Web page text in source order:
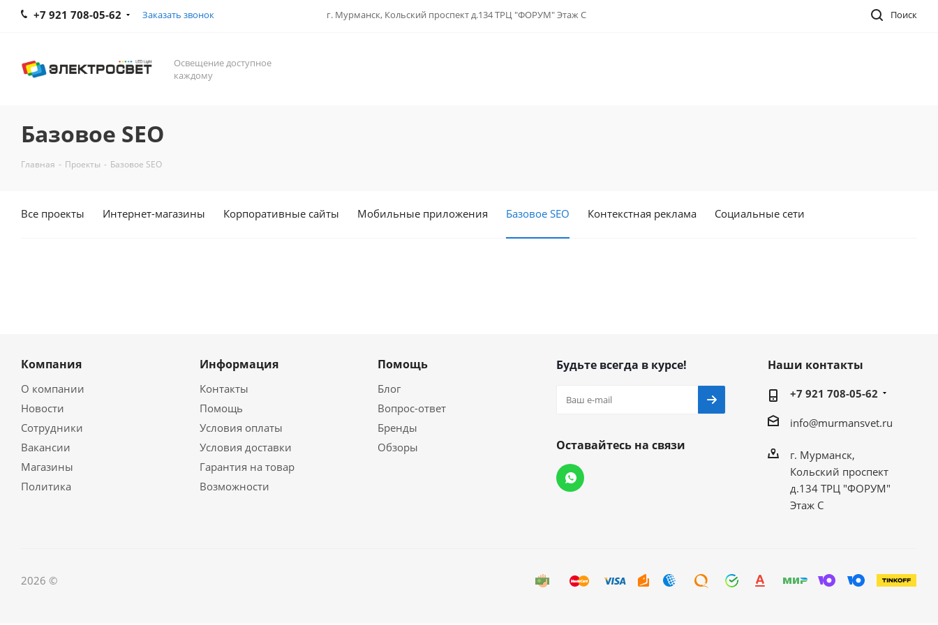
+7 921 708-05-62 Заказать звонок г. Мурманск, Кольский проспект д.134 ТРЦ "ФОРУМ" Этаж С Поиск
Освещение доступное
каждому
Базовое SEO
Главная - Проекты - Базовое SEO
Все проекты Интернет-магазины Корпоративные сайты Мобильные приложения Базовое SEO Контекстная реклама Социальные сети
Компания
О компании
Новости
Сотрудники
Вакансии
Магазины
Политика
Информация
Контакты
Помощь
Условия оплаты
Условия доставки
Гарантия на товар
Возможности
Помощь
Блог
Вопрос-ответ
Бренды
Обзоры
Будьте всегда в курсе!
Оставайтесь на связи
Наши контакты
+7 921 708-05-62
info@murmansvet.ru
г. Мурманск,
Кольский проспект
д.134 ТРЦ "ФОРУМ"
Этаж С
2026 ©